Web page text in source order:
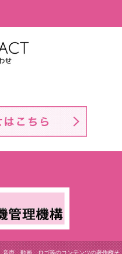
声、動画、ロゴ等のコンテンツの著作権そ